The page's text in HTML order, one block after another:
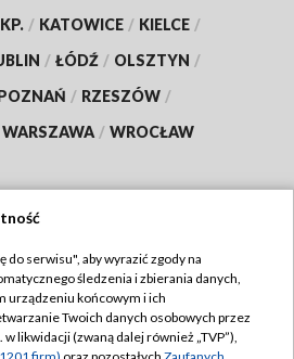
/ KATOWICE / KIELCE /
/ ŁÓDŹ / OLSZTYN /
/ RZESZÓW /
WARSZAWA / WROCŁAW
TVP
Regulamin TVP
do serwisu", aby wyrazić zgody na
śledzenia i zbierania danych,
urządzeniu końcowym i ich
Twoich danych osobowych przez
w likwidacji (zwaną dalej również „TVP”),